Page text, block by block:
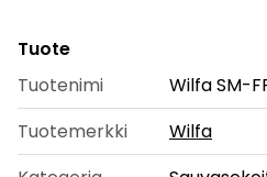
Tuote
Tuotenimi
Wilfa SM-
Tuotemerkki
Wilfa